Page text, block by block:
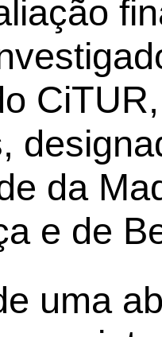
da
e de
uma